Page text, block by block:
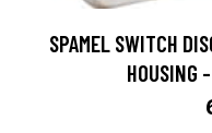
SPAMEL SWITCH